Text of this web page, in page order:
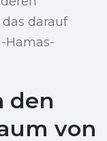
darauf
Hamas-
den
von